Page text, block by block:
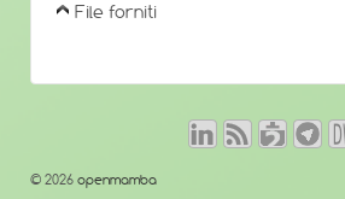
File forniti
© 2026 openmamba